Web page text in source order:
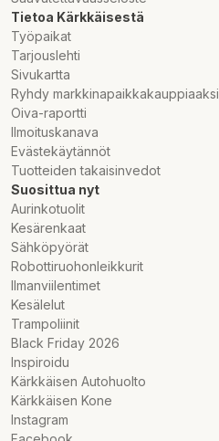
Tietoa Kärkkäisestä
Työpaikat
Tarjouslehti
Sivukartta
Ryhdy markkinapaikkakauppiaaksi
Oiva-raportti
Ilmoituskanava
Evästekäytännöt
Tuotteiden takaisinvedot
Suosittua nyt
Aurinkotuolit
Kesärenkaat
Sähköpyörät
Robottiruohonleikkurit
Ilmanviilentimet
Kesälelut
Trampoliinit
Black Friday 2026
Inspiroidu
Kärkkäisen Autohuolto
Kärkkäisen Kone
Instagram